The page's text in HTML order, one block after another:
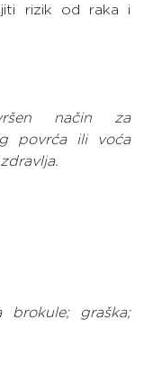
rizik od raka i
način za
povrća ili voća
graška;